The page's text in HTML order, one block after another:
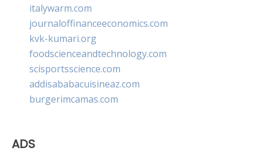
italywarm.com
journaloffinanceeconomics.com
kvk-kumari.org
foodscienceandtechnology.com
scisportsscience.com
addisababacuisineaz.com
burgerimcamas.com
ADS